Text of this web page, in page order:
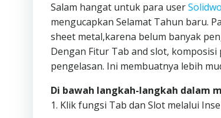
Salam hangat untuk para user
mengucapkan Selamat Tahun baru.
sheet metal,karena belum banyak
Dengan Fitur Tab and slot,
pengelasan. Ini membuatnya lebih
Di bawah langkah-langkah dalam
1. Klik fungsi Tab dan Slot melalui